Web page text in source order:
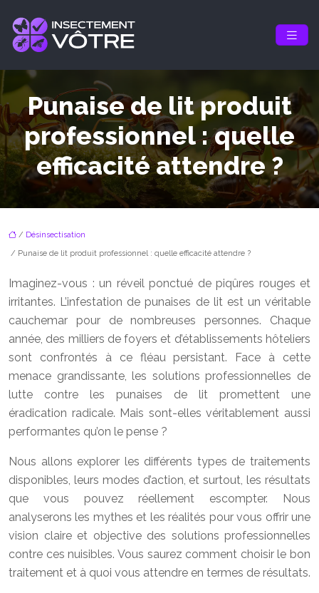
Punaise de lit produit
professionnel : quelle
efficacité attendre ?
/ Désinsectisation
/ Punaise de lit produit professionnel : quelle efficacité attendre ?
Imaginez-vous : un réveil ponctué de piqûres rouges et
irritantes. L’infestation de punaises de lit est un véritable
cauchemar pour de nombreuses personnes. Chaque
année, des milliers de foyers et d’établissements hôteliers
sont confrontés à ce fléau persistant. Face à cette
menace grandissante, les solutions professionnelles de
lutte contre les punaises de lit promettent une
éradication radicale. Mais sont-elles véritablement aussi
performantes qu’on le pense ?
Nous allons explorer les différents types de traitements
disponibles, leurs modes d’action, et surtout, les résultats
que vous pouvez réellement escompter. Nous
analyserons les mythes et les réalités pour vous offrir une
vision claire et objective des solutions professionnelles
contre ces nuisibles. Vous saurez comment choisir le bon
traitement et à quoi vous attendre en termes de résultats.